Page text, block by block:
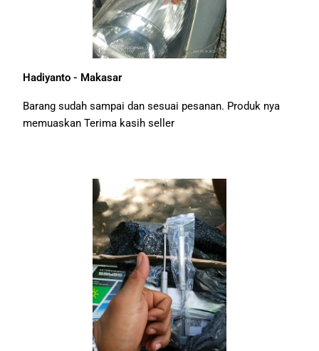
Hadiyanto - Makasar
Barang sudah sampai dan sesuai pesanan. Produk nya
memuaskanTerima kasih seller